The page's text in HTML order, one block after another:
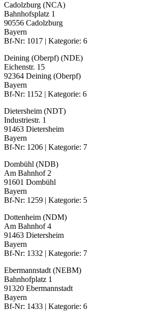
Cadolzburg (NCA)
Bahnhofsplatz 1
90556 Cadolzburg
Bayern
Bf-Nr: 1017 | Kategorie: 6
Deining (Oberpf) (NDE)
Eichenstr. 15
92364 Deining (Oberpf)
Bayern
Bf-Nr: 1152 | Kategorie: 6
Dietersheim (NDT)
Industriestr. 1
91463 Dietersheim
Bayern
Bf-Nr: 1206 | Kategorie: 7
Dombühl (NDB)
Am Bahnhof 2
91601 Dombühl
Bayern
Bf-Nr: 1259 | Kategorie: 5
Dottenheim (NDM)
Am Bahnhof 4
91463 Dietersheim
Bayern
Bf-Nr: 1332 | Kategorie: 7
Ebermannstadt (NEBM)
Bahnhofplatz 1
91320 Ebermannstadt
Bayern
Bf-Nr: 1433 | Kategorie: 6